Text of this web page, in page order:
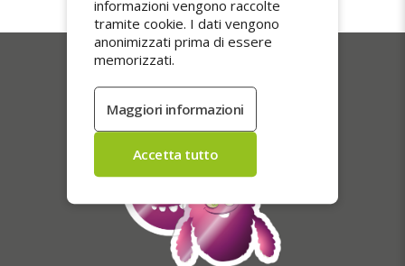
I nostri più venduti
informazioni vengono raccolte
tramite cookie. I dati vengono
anonimizzati prima di essere
memorizzati.